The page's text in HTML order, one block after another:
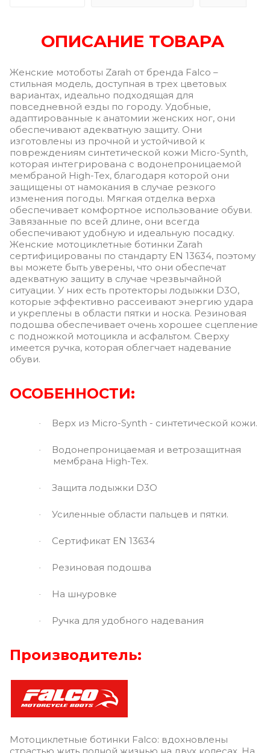
ОПИСАНИЕ ТОВАРА
Женские мотоботы Zarah от бренда Falco –
стильная модель, доступная в трех цветовых
вариантах, идеально подходящая для
повседневной езды по городу. Удобные,
адаптированные к анатомии женских ног, они
обеспечивают адекватную защиту. Они
изготовлены из прочной и устойчивой к
повреждениям синтетической кожи Micro-Synth,
которая интегрирована с водонепроницаемой
мембраной High-Tex, благодаря которой они
защищены от намокания в случае резкого
изменения погоды. Мягкая отделка верха
обеспечивает комфортное использование обуви.
Завязанные по всей длине, они всегда
обеспечивают удобную и идеальную посадку.
Женские мотоциклетные ботинки Zarah
сертифицированы по стандарту EN 13634, поэтому
вы можете быть уверены, что они обеспечат
адекватную защиту в случае чрезвычайной
ситуации. У них есть протекторы лодыжки D3O,
которые эффективно рассеивают энергию удара
и укреплены в области пятки и носка. Резиновая
подошва обеспечивает очень хорошее сцепление
с подножкой мотоцикла и асфальтом. Сверху
имеется ручка, которая облегчает надевание
обуви.
ОСОБЕННОСТИ:
· Верх из Micro-Synth - синтетической кожи.
·
Водонепроницаемая и ветрозащитная
мембрана High-Tex.
· Защита лодыжки D3O
· Усиленные области пальцев и пятки.
· Сертификат EN 13634
· Резиновая подошва
· На шнуровке
· Ручка для удобного надевания
Производитель:
Мотоциклетные ботинки Falco: вдохновлены
страстью жить полной жизнью на двух колесах. На